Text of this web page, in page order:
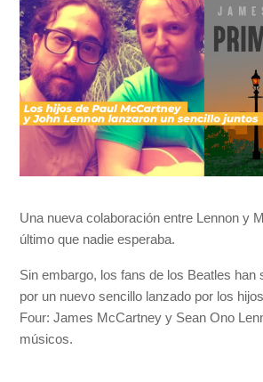
Una nueva colaboración entre Lennon y
último que nadie esperaba.
Sin embargo, los fans de los Beatles han
por un nuevo sencillo lanzado por los
Four: James McCartney y Sean Ono
músicos.